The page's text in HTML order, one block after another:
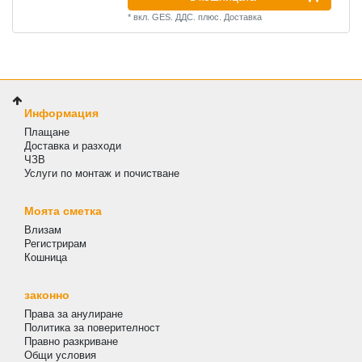
*вкл. GES. ДДС. плюс. Доставка
Информация
Плащане
Доставка и разходи
ЧЗВ
Услуги по монтаж и почистване
Моята сметка
Влизам
Регистрирам
Кошница
законно
Права за анулиране
Политика за поверителност
Правно разкриване
Общи условия